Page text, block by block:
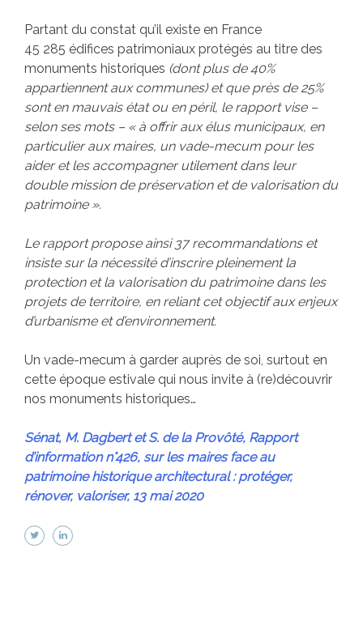
Partant du constat qu’il existe en France
45 285 édifices patrimoniaux protégés au titre des
monuments historiques (dont plus de 40%
appartiennent aux communes) et que près de 25%
sont en mauvais état ou en péril, le rapport vise –
selon ses mots – « à offrir aux élus municipaux, en
particulier aux maires, un vade-mecum pour les
aider et les accompagner utilement dans leur
double mission de préservation et de valorisation du
patrimoine ».
Le rapport propose ainsi 37 recommandations et
insiste sur la nécessité d’inscrire pleinement la
protection et la valorisation du patrimoine dans les
projets de territoire, en reliant cet objectif aux enjeux
d’urbanisme et d’environnement.
Un vade-mecum à garder auprès de soi, surtout en
cette époque estivale qui nous invite à (re)découvrir
nos monuments historiques…
Sénat, M. Dagbert et S. de la Provôté, Rapport
d’information n°426, sur les maires face au
patrimoine historique architectural : protéger,
rénover, valoriser, 13 mai 2020